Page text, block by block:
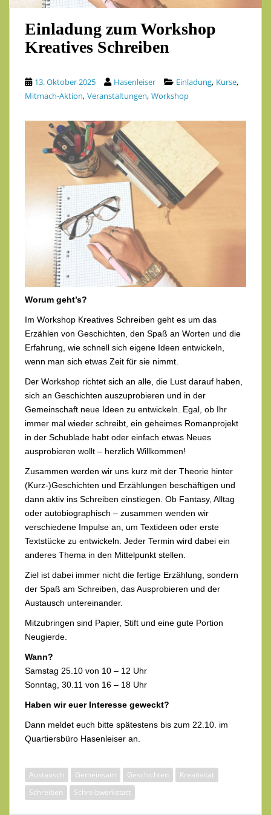
Einladung zum Workshop
Kreatives Schreiben
13. Oktober 2025 Hasenleiser Einladung, Kurse,
Mitmach-Aktion, Veranstaltungen, Workshop
Worum geht’s?
Im Workshop Kreatives Schreiben geht es um das
Erzählen von Geschichten, den Spaß an Worten und die
Erfahrung, wie schnell sich eigene Ideen entwickeln,
wenn man sich etwas Zeit für sie nimmt.
Der Workshop richtet sich an alle, die Lust darauf haben,
sich an Geschichten auszuprobieren und in der
Gemeinschaft neue Ideen zu entwickeln. Egal, ob Ihr
immer mal wieder schreibt, ein geheimes Romanprojekt
in der Schublade habt oder einfach etwas Neues
ausprobieren wollt – herzlich Willkommen!
Zusammen werden wir uns kurz mit der Theorie hinter
(Kurz-)Geschichten und Erzählungen beschäftigen und
dann aktiv ins Schreiben einstiegen. Ob Fantasy, Alltag
oder autobiographisch – zusammen wenden wir
verschiedene Impulse an, um Textideen oder erste
Textstücke zu entwickeln. Jeder Termin wird dabei ein
anderes Thema in den Mittelpunkt stellen.
Ziel ist dabei immer nicht die fertige Erzählung, sondern
der Spaß am Schreiben, das Ausprobieren und der
Austausch untereinander.
Mitzubringen sind Papier, Stift und eine gute Portion
Neugierde.
Wann?
Samstag 25.10 von 10 – 12 Uhr
Sonntag, 30.11 von 16 – 18 Uhr
Haben wir euer Interesse geweckt?
Dann meldet euch bitte spätestens bis zum 22.10. im
Quartiersbüro Hasenleiser an.
Austausch Gemeinsam Geschichten
Kreativität
Schreiben
Schreibwerkstatt